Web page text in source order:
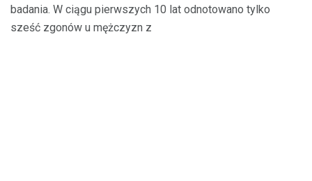
badania. W ciągu pierwszych 10 lat odnotowano tylko
sześć zgonów u mężczyzn z